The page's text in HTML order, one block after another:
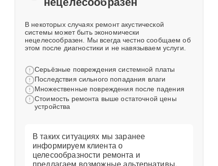
В некоторых случаях ремонт акустической
системы может быть экономически
нецелесообразен. Мы всегда честно сообщаем об
этом после диагностики и не навязываем услуги.
Серьёзные повреждения системной платы
Последствия сильного попадания влаги
Множественные повреждения после падения
Стоимость ремонта выше остаточной цены
устройства
В таких ситуациях мы заранее
информируем клиента о
целесообразности ремонта и
предлагаем возможные альтернативы.